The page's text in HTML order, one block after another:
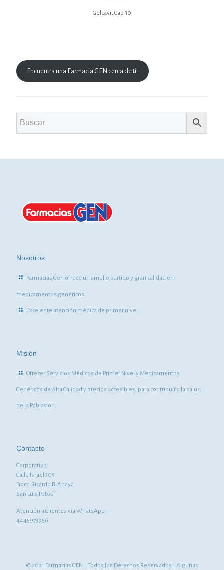
Gelcavit Cap 30
Encuentra una Farmacia GEN cerca de ti.
Nosotros
Farmacias Gen ofrece un amplio surtido y gran calidad en
medicamentos genéricos.
Excelente atención médica de primer nivel.
Misión
Ofrecer Servicios Médicos de Primer Nivel y Medicamentos
Genéricos de Alta Calidad y precios accesibles, para contribuir a la salud
de la Población.
Contacto
Corporativo:
Calle Israel 305
Fracc. Ricardo B. Anaya.
San Luis Potosí
Atención a Clientes vía WhatsApp:
4445973956
© 2021 Farmacias GEN | Todos los Derechos Reservados | Algunas